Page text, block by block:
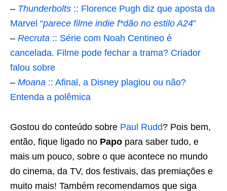
– Thunderbolts :: Florence Pugh diz que aposta da
Marvel “parece filme indie f*dão no estilo A24”
– Recruta :: Série com Noah Centineo é
cancelada. Filme pode fechar a trama? Criador
falou sobre
– Moana :: Afinal, a Disney plagiou ou não?
Entenda a polêmica
Gostou do conteúdo sobre Paul Rudd? Pois bem,
então, fique ligado no Papo para saber tudo, e
mais um pouco, sobre o que acontece no mundo
do cinema, da TV, dos festivais, das premiações e
muito mais! Também recomendamos que siga